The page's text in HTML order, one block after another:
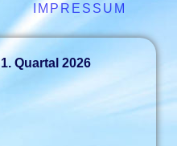
IMPRESSUM
Quartal 2026